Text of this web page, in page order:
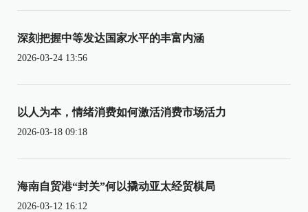
深刻把握中等发达国家水平的丰富内涵
2026-03-24 13:56
以人为本，情绪消费如何激活消费市场活力
2026-03-18 09:18
海南自贸港“封关”何以撬动亚太经贸棋局
2026-03-12 16:12